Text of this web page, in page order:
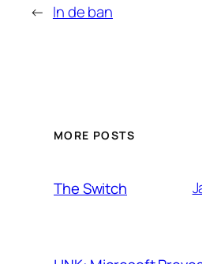
← In de ban
MORE POSTS
The Switch